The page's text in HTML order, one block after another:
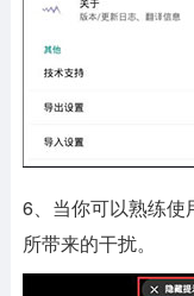
6、当你可以熟练使
所带来的干扰。